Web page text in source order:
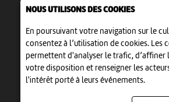
NOUS UTILISONS DES COOKIES
En poursuivant votre navigation sur le
consentez à l’utilisation de cookies. Les
permettent d'analyser le trafic, d’affiner
votre disposition et renseigner les
l'intérêt porté à leurs événements.